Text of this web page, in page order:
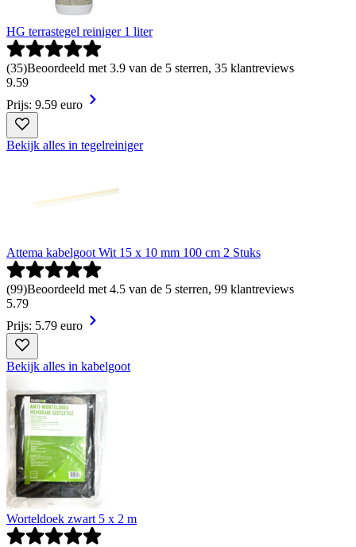
HG terrastegel reiniger 1 liter
(35)Beoordeeld met 3.9 van de 5 sterren, 35 klantreviews
9.59
Prijs: 9.59 euro
Bekijk alles in tegelreiniger
Attema kabelgoot Wit 15 x 10 mm 100 cm 2 Stuks
(99)Beoordeeld met 4.5 van de 5 sterren, 99 klantreviews
5.79
Prijs: 5.79 euro
Bekijk alles in kabelgoot
Worteldoek zwart 5 x 2 m